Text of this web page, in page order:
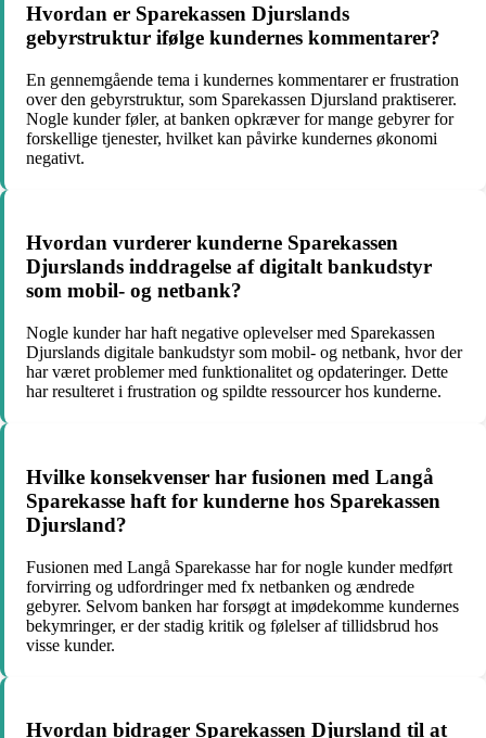
Hvordan er Sparekassen Djurslands
gebyrstruktur ifølge kundernes kommentarer?
En gennemgående tema i kundernes kommentarer er frustration
over den gebyrstruktur, som Sparekassen Djursland praktiserer.
Nogle kunder føler, at banken opkræver for mange gebyrer for
forskellige tjenester, hvilket kan påvirke kundernes økonomi
negativt.
Hvordan vurderer kunderne Sparekassen
Djurslands inddragelse af digitalt bankudstyr
som mobil- og netbank?
Nogle kunder har haft negative oplevelser med Sparekassen
Djurslands digitale bankudstyr som mobil- og netbank, hvor der
har været problemer med funktionalitet og opdateringer. Dette
har resulteret i frustration og spildte ressourcer hos kunderne.
Hvilke konsekvenser har fusionen med Langå
Sparekasse haft for kunderne hos Sparekassen
Djursland?
Fusionen med Langå Sparekasse har for nogle kunder medført
forvirring og udfordringer med fx netbanken og ændrede
gebyrer. Selvom banken har forsøgt at imødekomme kundernes
bekymringer, er der stadig kritik og følelser af tillidsbrud hos
visse kunder.
Hvordan bidrager Sparekassen Djursland til at